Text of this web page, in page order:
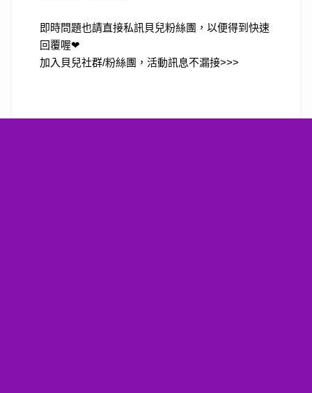
即時問題也請直接私訊貝兒粉絲團，以便得到快速
回覆喔❤
加入貝兒社群/粉絲團，活動訊息不漏接>>>